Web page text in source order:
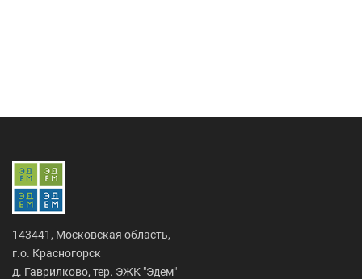
143441, Московская область,
г.о. Красногорск
д. Гаврилково, тер. ЭЖК "Эдем"